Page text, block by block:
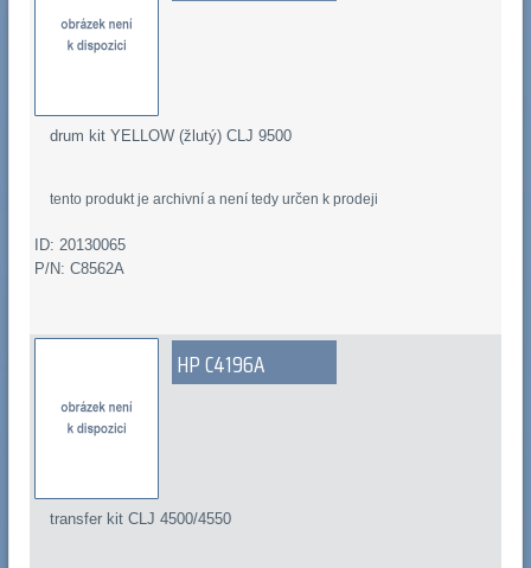
drum kit YELLOW (žlutý) CLJ 9500
tento produkt je archivní a není tedy určen k prodeji
ID: 20130065
P/N: C8562A
HP C4196A
transfer kit CLJ 4500/4550